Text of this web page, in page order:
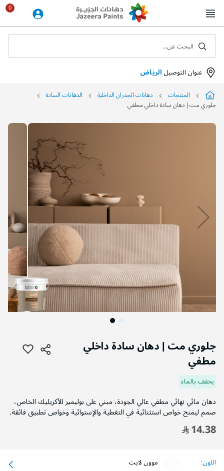
to
Content
عنوان التوصيلالرياض
البحث عن...
المنتجات دهانات الجدران الداخلية
الدهانات السادة
جلوري مت | دهان سادة داخلي مطفي
جلوري مت | دهان سادة داخلي
مطفي
يخفف بالماء
دهان مائي نهائي مطفي عالي الجودة، مبني على بوليمير الأكريليك الخاص،
صمم ليمنح خواص استثنائية في التغطية والإستوائية وخواص تطبيق فائقة.
14.38
اللون: موون لايت
التخطي
إلى
بداية
معرض
الصور